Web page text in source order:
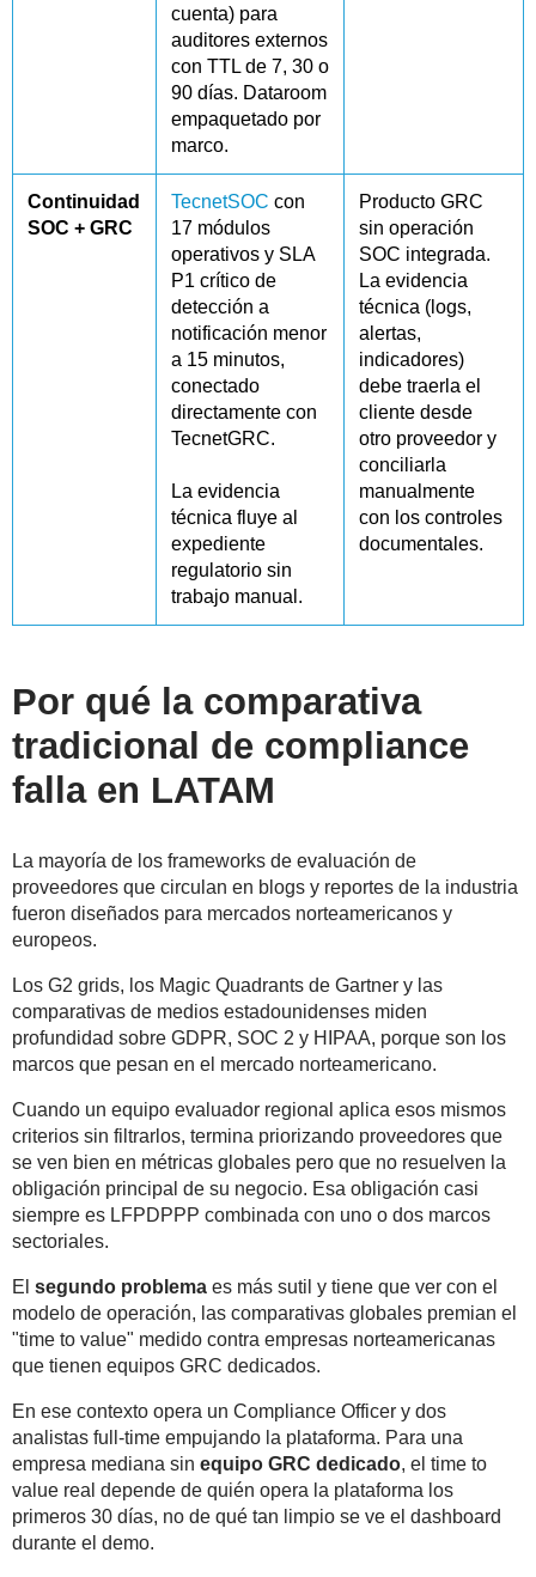
cuenta) para
auditores externos
con TTL de 7, 30 o
90 días. Dataroom
empaquetado por
marco.
Continuidad
SOC + GRC
TecnetSOC con
17 módulos
operativos y SLA
P1 crítico de
detección a
notificación menor
a 15 minutos,
conectado
directamente con
TecnetGRC.
La evidencia
técnica fluye al
expediente
regulatorio sin
trabajo manual.
Producto GRC
sin operación
SOC integrada.
La evidencia
técnica (logs,
alertas,
indicadores)
debe traerla el
cliente desde
otro proveedor y
conciliarla
manualmente
con los controles
documentales.
Por qué la comparativa
tradicional de compliance
falla en LATAM
La mayoría de los frameworks de evaluación de
proveedores que circulan en blogs y reportes de la industria
fueron diseñados para mercados norteamericanos y
europeos.
Los G2 grids, los Magic Quadrants de Gartner y las
comparativas de medios estadounidenses miden
profundidad sobre GDPR, SOC 2 y HIPAA, porque son los
marcos que pesan en el mercado norteamericano.
Cuando un equipo evaluador regional aplica esos mismos
criterios sin filtrarlos, termina priorizando proveedores que
se ven bien en métricas globales pero que no resuelven la
obligación principal de su negocio. Esa obligación casi
siempre es LFPDPPP combinada con uno o dos marcos
sectoriales.
El segundo problema es más sutil y tiene que ver con el
modelo de operación, las comparativas globales premian el
"time to value" medido contra empresas norteamericanas
que tienen equipos GRC dedicados.
En ese contexto opera un Compliance Officer y dos
analistas full-time empujando la plataforma. Para una
empresa mediana sin equipo GRC dedicado, el time to
value real depende de quién opera la plataforma los
primeros 30 días, no de qué tan limpio se ve el dashboard
durante el demo.